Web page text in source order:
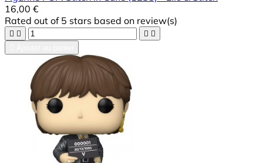
16,00 €
Rated out of 5 stars based on review(s)
   